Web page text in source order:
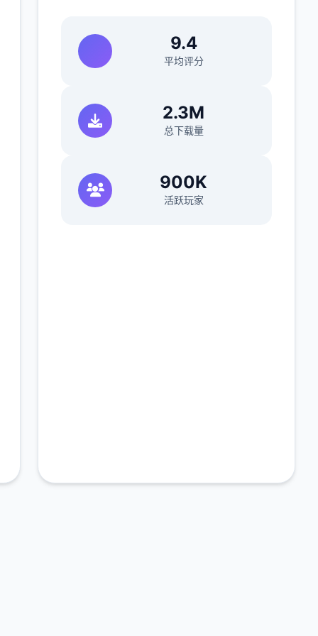
9.4
平均评分
2.3M
总下载量
900K
活跃玩家